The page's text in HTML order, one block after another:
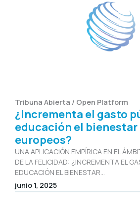
Tribuna Abierta / Open Platform
¿Incrementa el gasto
educación el bienestar
europeos?
UNA APLICACIÓN EMPÍRICA EN EL
DE LA FELICIDAD: ¿INCREMENTA EL
EDUCACIÓN EL BIENESTAR...
junio 1, 2025